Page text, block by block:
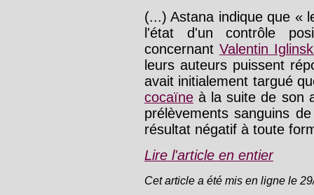
(...) Astana indique que «
l'état d'un contrôle
concernant Valentin
leurs auteurs puissent
avait initialement targué
cocaïne à la suite de son
prélèvements sanguins
résultat négatif à toute
Lire l'article en entier
Cet article a été mis en ligne le